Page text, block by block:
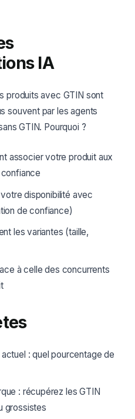
IA
produits avec GTIN sont
souvent par les agents
GTIN. Pourquoi ?
associer votre produit aux
disponibilité avec
de confiance)
les variantes (taille,
à celle des concurrents
: quel pourcentage de
: récupérez les GTIN
grossistes